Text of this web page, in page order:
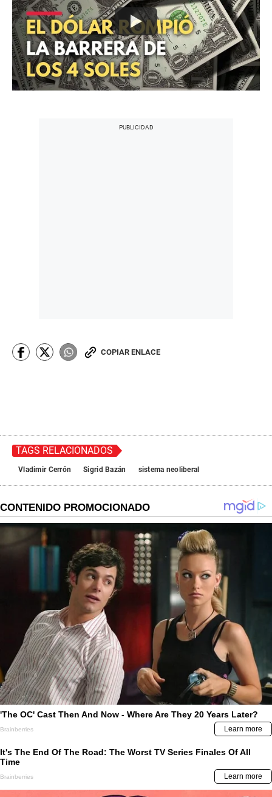
COPIAR ENLACE
TAGS RELACIONADOS
Vladimir Cerrón Sigrid Bazán sistema neoliberal